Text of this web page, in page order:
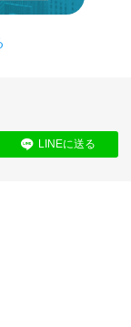
LINEに送る